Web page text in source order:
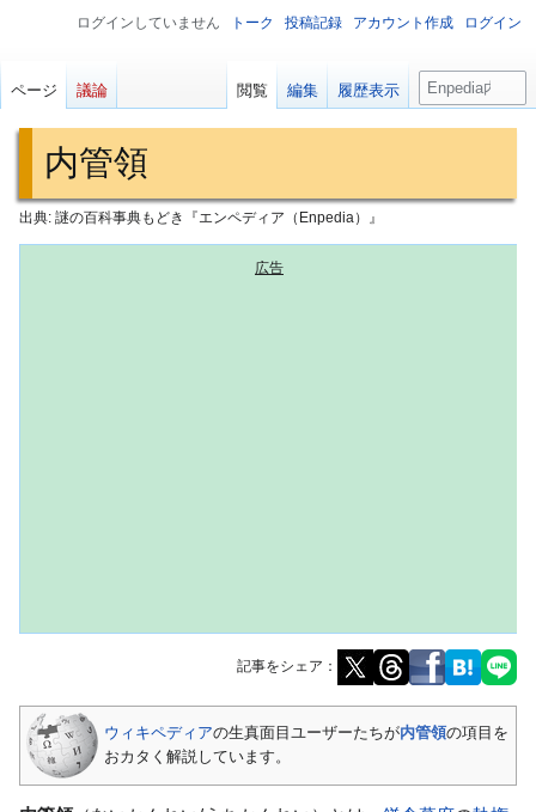
内管領
出典: 謎の百科事典もどき『エンペディア（Enpedia）』
記事をシェア：
ビ
ー
索
移
ウィキペディアの生真面目ユーザーたちが内管領の項目を
おカタく解説しています。
ログインしていません トーク 投稿記録 アカウント作成 ログイン
ページ 議論 閲覧 編集 履歴表示
検
索